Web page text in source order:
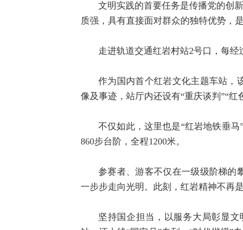
文明实践的首要任务是传播党的创
质强，具有直接面对群众的独特优势，
走进轨道交通红岩村站2号口，每经
作为国内首个红岩文化主题车站，
像及事迹，站厅内还设有“重庆谈判”“红
不仅如此，这里也是“红岩地铁垂
860步台阶，全程1200米。
参赛者、游客不仅在一级级阶梯的
一步步走向光明。此刻，红岩精神不再
坚持国企担当，以服务大局彰显